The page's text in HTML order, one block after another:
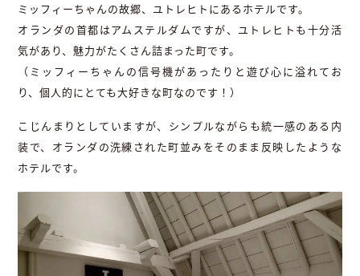
ミッフィーちゃんの故郷、ユトレヒトにあるホテルです。
オランダの首都はアムステルダムですが、ユトレヒトも十分活
気があり、魅力がたくさん詰まった町です。
（ミッフィーちゃんの信号機があったりと遊び心に溢れてお
り、個人的にとても大好きな町なのです！）
こじんまりとしていますが、シンプルながらも統一感のある内
装で、オランダの洗練された町並みをそのまま反映したような
ホテルです。